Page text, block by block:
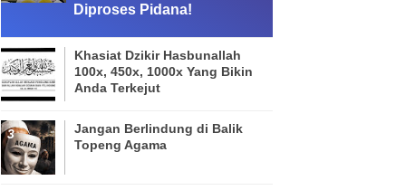
Diproses Pidana!
Khasiat Dzikir Hasbunallah
100x, 450x, 1000x Yang Bikin
Anda Terkejut
Jangan Berlindung di Balik
Topeng Agama